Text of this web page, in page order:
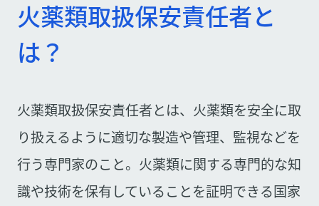
火薬類取扱保安責任者と
は？
火薬類取扱保安責任者とは、火薬類を安全に取
り扱えるように適切な製造や管理、監視などを
行う専門家のこと。火薬類に関する専門的な知
識や技術を保有していることを証明できる国家